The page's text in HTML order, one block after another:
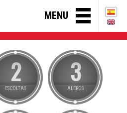
MENU
2
ESCOLTAS
3
ALEROS